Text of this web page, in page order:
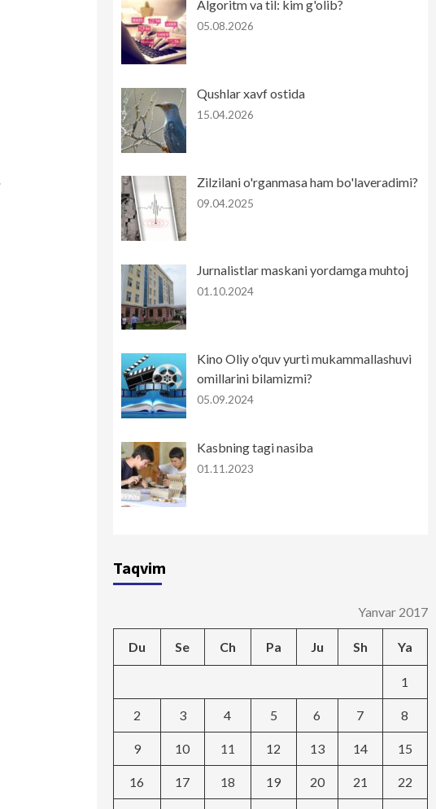
Algoritm va til: kim g'olib?
05.08.2026
Qushlar xavf ostida
15.04.2026
Zilzilani o'rganmasa ham bo'laveradimi?
09.04.2025
Jurnalistlar maskani yordamga muhtoj
01.10.2024
Kino Oliy o'quv yurti mukammallashuvi
omillarini bilamizmi?
05.09.2024
Kasbning tagi nasiba
01.11.2023
Taqvim
Yanvar 2017
Du Se Ch Pa Ju Sh Ya
1
2 3 4 5 6 7 8
9 10 11 12 13 14 15
16 17 18 19 20 21 22